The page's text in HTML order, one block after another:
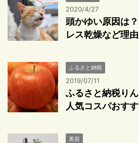
2020/4/27
頭かゆい原因は
レス乾燥など理
ふるさと納税
2019/07/11
ふるさと納税り
人気コスパおす
美容